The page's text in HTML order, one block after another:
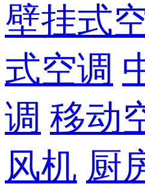
壁挂式
式空调
调 移动
风机 厨